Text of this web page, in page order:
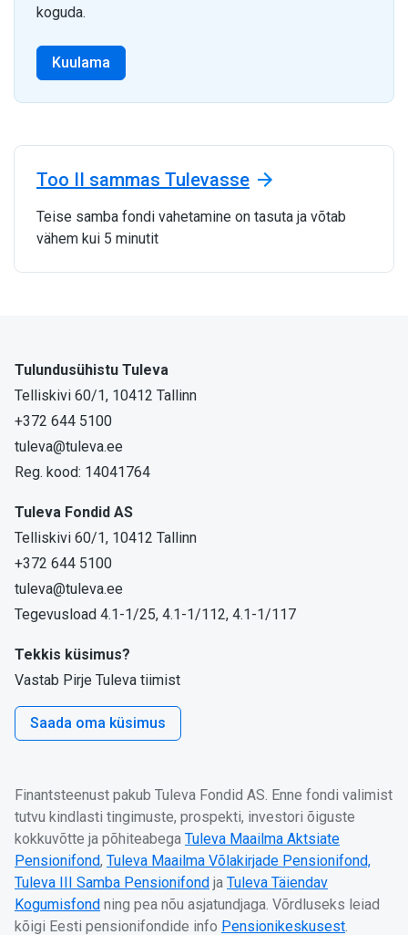
koguda.
Kuulama
Too II sammas Tulevasse
Teise samba fondi vahetamine on tasuta ja võtab
vähem kui 5 minutit
Tulundusühistu Tuleva
Telliskivi 60/1, 10412 Tallinn
+372 644 5100
tuleva@tuleva.ee
Reg. kood: 14041764
Tuleva Fondid AS
Telliskivi 60/1, 10412 Tallinn
+372 644 5100
tuleva@tuleva.ee
Tegevusload 4.1-1/25, 4.1-1/112, 4.1-1/117
Tekkis küsimus?
Vastab Pirje Tuleva tiimist
Saada oma küsimus
Finantsteenust pakub Tuleva Fondid AS. Enne fondi valimist
tutvu kindlasti tingimuste, prospekti, investori õiguste
kokkuvõtte ja põhiteabega Tuleva Maailma Aktsiate
Pensionifond, Tuleva Maailma Võlakirjade Pensionifond,
Tuleva III Samba Pensionifond ja Tuleva Täiendav
Kogumisfond ning pea nõu asjatundjaga. Võrdluseks leiad
kõigi Eesti pensionifondide info Pensionikeskusest.